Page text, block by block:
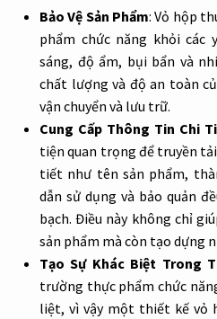
Bảo Vệ Sản Phẩm:Vỏ hộp
phẩm chức năng khỏi
sáng, độ ẩm, bụi bẩn và
chất lượng và độ an toàn
vận chuyển và lưu trữ.
Cung Cấp Thông Tin Chi
tiện quan trọng để truyền
tiết như tên sản phẩm,
dẫn sử dụng và bảo quản
bạch. Điều này không chỉ
sản phẩm mà còn tạo dựng
Tạo Sự Khác Biệt Trong
trường thực phẩm chức
liệt, vì vậy một thiết kế vỏ